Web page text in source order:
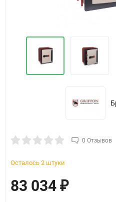
0 Отзывов
Осталось 2 штуки
83 034 ₽